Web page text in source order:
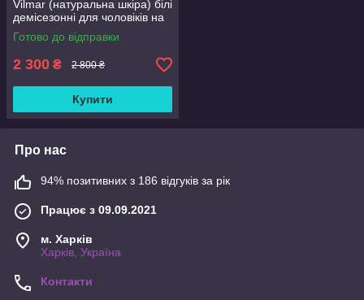
Vilmar (натуральна шкіра) білі
демісезонні для чоловіків на
весну осінь, розмір 39 40 41
42 43 44 45 46
Готово до відправки
2 300 ₴ 2 800 ₴
Купити
Про нас
94% позитивних з 186 відгуків за рік
Працює з 09.09.2021
м. Харків
Харків, Україна
Контакти